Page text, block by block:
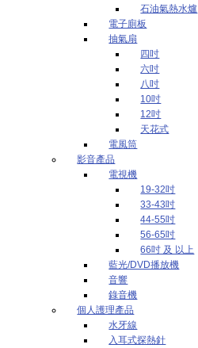
石油氣熱水爐
電子廁板
抽氣扇
四吋
六吋
八吋
10吋
12吋
天花式
電風筒
影音產品
電視機
19-32吋
33-43吋
44-55吋
56-65吋
66吋 及 以上
藍光/DVD播放機
音響
錄音機
個人護理產品
水牙線
入耳式探熱針